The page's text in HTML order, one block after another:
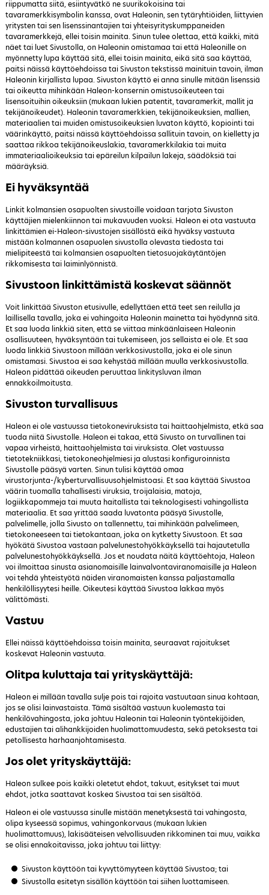
riippumatta siitä, esiintyvätkö ne suurikokoisina tai
tavaramerkkisymbolin kanssa, ovat Haleonin, sen tytäryhtiöiden, liittyvien
yritysten tai sen lisenssinantajien tai yhteisyrityskumppaneiden
tavaramerkkejä, ellei toisin mainita. Sinun tulee olettaa, että kaikki, mitä
näet tai luet Sivustolla, on Haleonin omistamaa tai että Haleonille on
myönnetty lupa käyttää sitä, ellei toisin mainita, eikä sitä saa käyttää,
paitsi näissä käyttöehdoissa tai Sivuston tekstissä mainituin tavoin, ilman
Haleonin kirjallista lupaa. Sivuston käyttö ei anna sinulle mitään lisenssiä
tai oikeutta mihinkään Haleon-konsernin omistusoikeuteen tai
lisensoituihin oikeuksiin (mukaan lukien patentit, tavaramerkit, mallit ja
tekijänoikeudet). Haleonin tavaramerkkien, tekijänoikeuksien, mallien,
materiaalien tai muiden omistusoikeuksien luvaton käyttö, kopiointi tai
väärinkäyttö, paitsi näissä käyttöehdoissa sallituin tavoin, on kielletty ja
saattaa rikkoa tekijänoikeuslakia, tavaramerkkilakia tai muita
immateriaalioikeuksia tai epäreilun kilpailun lakeja, säädöksiä tai
määräyksiä.
Ei hyväksyntää
Linkit kolmansien osapuolten sivustoille voidaan tarjota Sivuston
käyttäjien mielenkiinnon tai mukavuuden vuoksi. Haleon ei ota vastuuta
linkittämien ei-Haleon-sivustojen sisällöstä eikä hyväksy vastuuta
mistään kolmannen osapuolen sivustolla olevasta tiedosta tai
mielipiteestä tai kolmansien osapuolten tietosuojakäytäntöjen
rikkomisesta tai laiminlyönnistä.
Sivustoon linkittämistä koskevat säännöt
Voit linkittää Sivuston etusivulle, edellyttäen että teet sen reilulla ja
laillisella tavalla, joka ei vahingoita Haleonin mainetta tai hyödynnä sitä.
Et saa luoda linkkiä siten, että se viittaa minkäänlaiseen Haleonin
osallisuuteen, hyväksyntään tai tukemiseen, jos sellaista ei ole. Et saa
luoda linkkiä Sivustoon millään verkkosivustolla, joka ei ole sinun
omistamasi. Sivustoa ei saa kehystää millään muulla verkkosivustolla.
Haleon pidättää oikeuden peruuttaa linkitysluvan ilman
ennakkoilmoitusta.
Sivuston turvallisuus
Haleon ei ole vastuussa tietokoneviruksista tai haittaohjelmista, etkä saa
tuoda niitä Sivustolle. Haleon ei takaa, että Sivusto on turvallinen tai
vapaa virheistä, haittaohjelmista tai viruksista. Olet vastuussa
tietotekniikkasi, tietokoneohjelmiesi ja alustasi konfiguroinnista
Sivustolle pääsyä varten. Sinun tulisi käyttää omaa
virustorjunta-/kyberturvallisuusohjelmistoasi. Et saa käyttää Sivustoa
väärin tuomalla tahallisesti viruksia, troijalaisia, matoja,
logiikkapommeja tai muuta haitallista tai teknologisesti vahingollista
materiaalia. Et saa yrittää saada luvatonta pääsyä Sivustolle,
palvelimelle, jolla Sivusto on tallennettu, tai mihinkään palvelimeen,
tietokoneeseen tai tietokantaan, joka on kytketty Sivustoon. Et saa
hyökätä Sivustoa vastaan palvelunestohyökkäyksellä tai hajautetulla
palvelunestohyökkäyksellä. Jos et noudata näitä käyttöehtoja, Haleon
voi ilmoittaa sinusta asianomaisille lainvalvontaviranomaisille ja Haleon
voi tehdä yhteistyötä näiden viranomaisten kanssa paljastamalla
henkilöllisyytesi heille. Oikeutesi käyttää Sivustoa lakkaa myös
välittömästi.
Vastuu
Ellei näissä käyttöehdoissa toisin mainita, seuraavat rajoitukset
koskevat Haleonin vastuuta.
Olitpa kuluttaja tai yrityskäyttäjä:
Haleon ei millään tavalla sulje pois tai rajoita vastuutaan sinua kohtaan,
jos se olisi lainvastaista. Tämä sisältää vastuun kuolemasta tai
henkilövahingosta, joka johtuu Haleonin tai Haleonin työntekijöiden,
edustajien tai alihankkijoiden huolimattomuudesta, sekä petoksesta tai
petollisesta harhaanjohtamisesta.
Jos olet yrityskäyttäjä:
Haleon sulkee pois kaikki oletetut ehdot, takuut, esitykset tai muut
ehdot, jotka saattavat koskea Sivustoa tai sen sisältöä.
Haleon ei ole vastuussa sinulle mistään menetyksestä tai vahingosta,
olipa kyseessä sopimus, vahingonkorvaus (mukaan lukien
huolimattomuus), lakisääteisen velvollisuuden rikkominen tai muu, vaikka
se olisi ennakoitavissa, joka johtuu tai liittyy:
Sivuston käyttöön tai kyvyttömyyteen käyttää Sivustoa; tai
Sivustolla esitetyn sisällön käyttöön tai siihen luottamiseen.